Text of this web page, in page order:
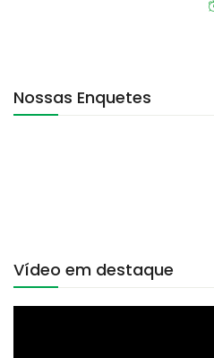
Nossas Enquetes
Vídeo em destaque